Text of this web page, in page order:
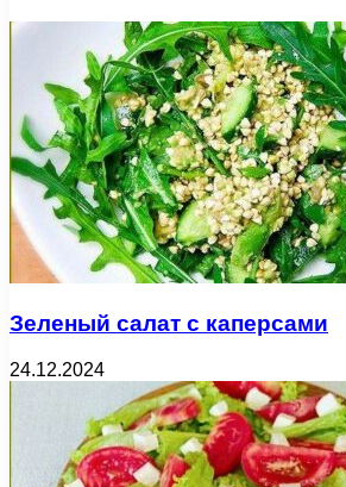
Зеленый салат с каперсами
24.12.2024